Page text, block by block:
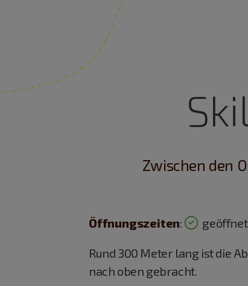
Zwischen den
Öffnungszeiten: geöffnet
Rund 300 Meter lang ist die
nach oben gebracht.